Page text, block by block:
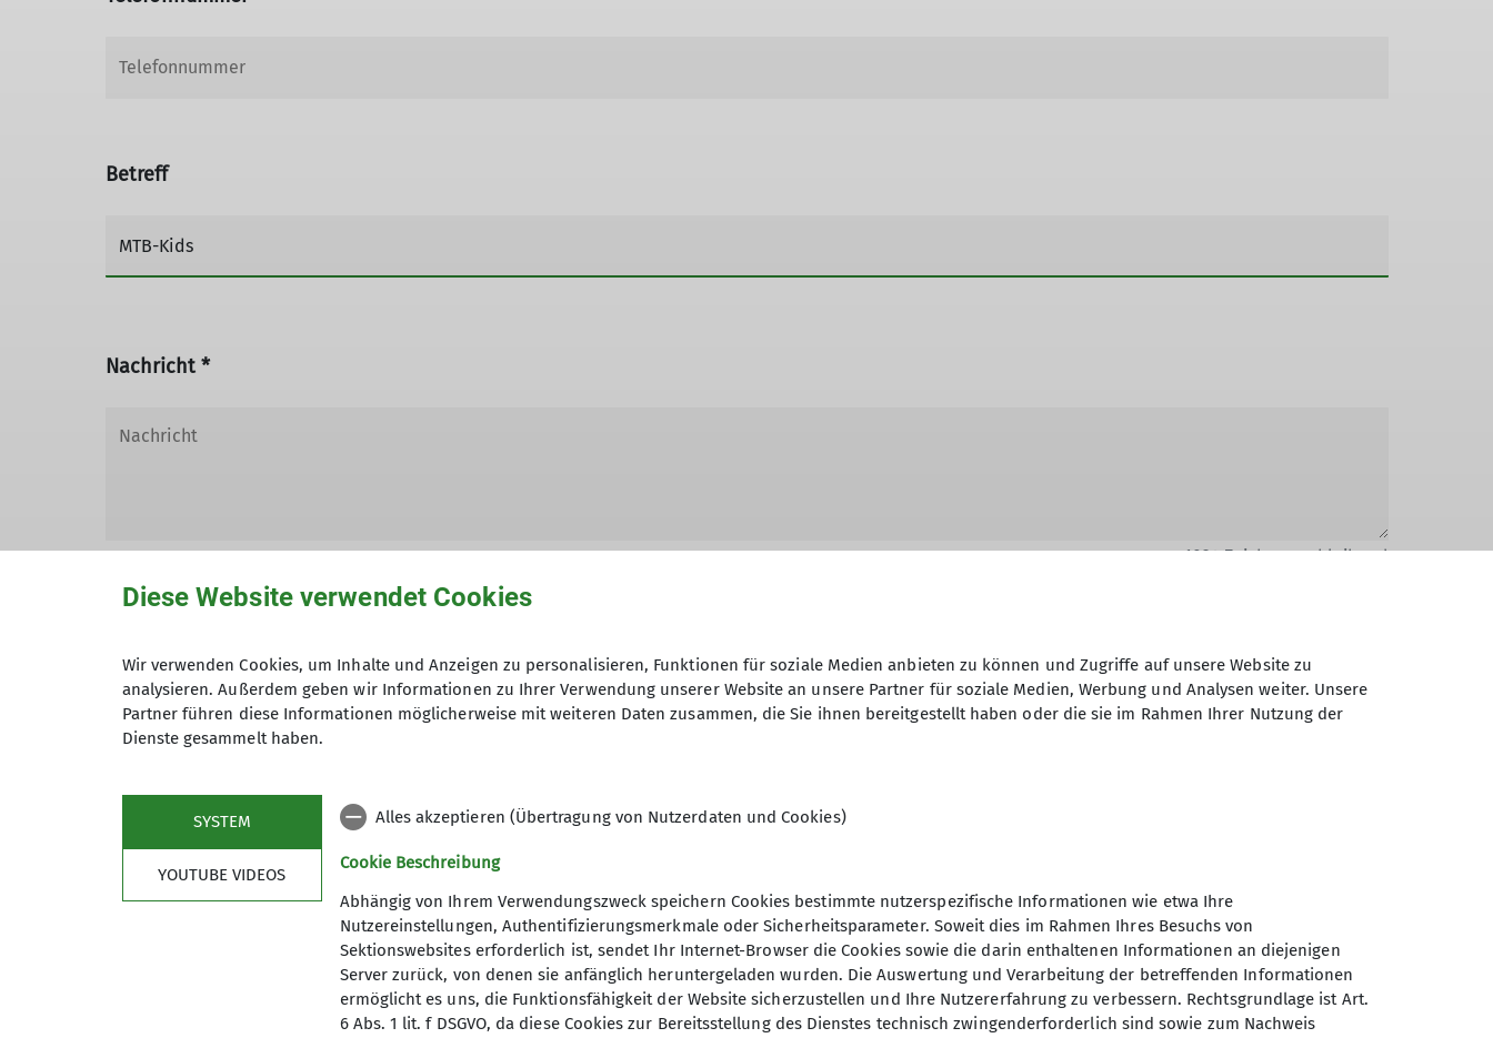
Betreff
Nachricht *
1024Zeichen verbleibend
Hiermit bestätige ich die Kenntnisnahme der Datenschutzerklärung *
Hiermit erkläre ich mich einverstanden, dass meine in das Kontaktformular eingegebenen Daten elektronisch gesichert und zum
*
Mit (*) markierte Felder sind Pflichtfelder
Sektion Wangen des
Diese Website verwendet Cookies
Wir verwenden Cookies, um Inhalte und Anzeigen zu personalisieren, Funktionen für soziale Medien anbieten zu können und Zugriffe auf unsere Website zu
analysieren. Außerdem geben wir Informationen zu Ihrer Verwendung unserer Website an unsere Partner für soziale Medien, Werbung und Analysen weiter. Unsere
Partner führen diese Informationen möglicherweise mit weiteren Daten zusammen, die Sie ihnen bereitgestellt haben oder die sie im Rahmen Ihrer Nutzung der
Dienste gesammelt haben.
SYSTEM
YOUTUBE VIDEOS
Alles akzeptieren (Übertragung von Nutzerdaten und Cookies)
Cookie Beschreibung
Abhängig von Ihrem Verwendungszweck speichern Cookies bestimmte nutzerspezifische Informationen wie etwa Ihre
Nutzereinstellungen, Authentifizierungsmerkmale oder Sicherheitsparameter. Soweit dies im Rahmen Ihres Besuchs von
Sektionswebsites erforderlich ist, sendet Ihr Internet-Browser die Cookies sowie die darin enthaltenen Informationen an diejenigen
Server zurück, von denen sie anfänglich heruntergeladen wurden. Die Auswertung und Verarbeitung der betreffenden Informationen
ermöglicht es uns, die Funktionsfähigkeit der Website sicherzustellen und Ihre Nutzererfahrung zu verbessern. Rechtsgrundlage ist Art.
6 Abs. 1 lit. f DSGVO, da diese Cookies zur Bereitsstellung des Dienstes technisch zwingenderforderlich sind sowie zum Nachweis